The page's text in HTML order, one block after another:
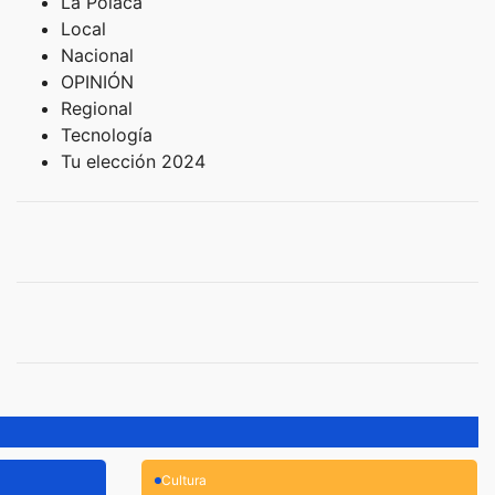
Local
Nacional
OPINIÓN
Regional
Tecnología
Tu elección 2024
Cultura